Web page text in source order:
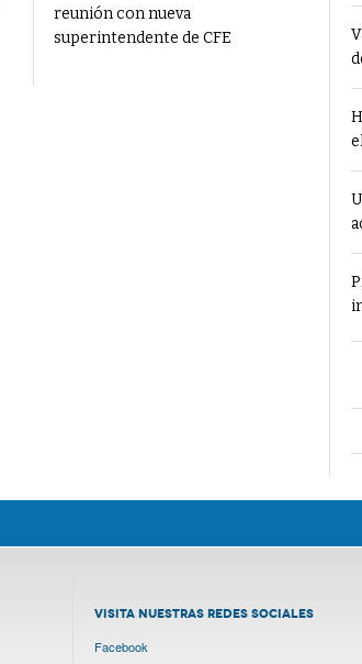
reunión con nueva
superintendente de CFE
VISITA NUESTRAS REDES SOCIALES
Facebook